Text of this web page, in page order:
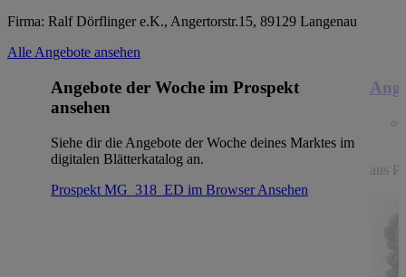
Firma: Ralf Dörflinger e.K., Angertorstr.15, 89129 Langenau
Alle Angebote ansehen
Angebote der Woche im Prospekt
ansehen
Siehe dir die Angebote der Woche deines Marktes im
digitalen Blätterkatalog an.
Prospekt MG_318_ED im BrowserAnsehen
aus